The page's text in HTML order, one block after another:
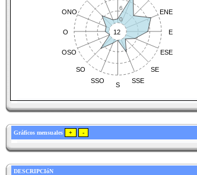
12
ENE
E
ESE
SE
SSE
S
SSO
SO
OSO
O
ONO
0
6
Gráficos mensuales
DESCRIPCIóN